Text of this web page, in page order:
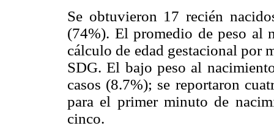
Se obtuvieron 17 recién
(74%). El promedio de peso al
cálculo de edad gestacional por
SDG. El bajo peso al
casos (8.7%); se reportaron
para el primer minuto de
cinco.